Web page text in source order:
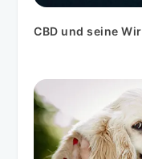
CBD und seine